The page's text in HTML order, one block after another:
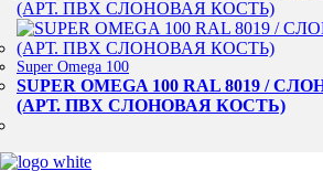
Super Omega 100
SUPER OMEGA 100 RAL 8019 /
(АРТ. ПВХ СЛОНОВАЯ КОСТЬ)